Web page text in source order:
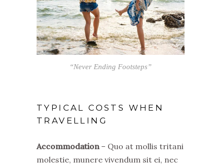
“Never Ending Footsteps”
TYPICAL COSTS WHEN
TRAVELLING
Accommodation– Quo at mollis tritani
molestie, munere vivendum sit ei, nec